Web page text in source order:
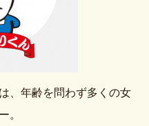
、年齢を問わず多くの女